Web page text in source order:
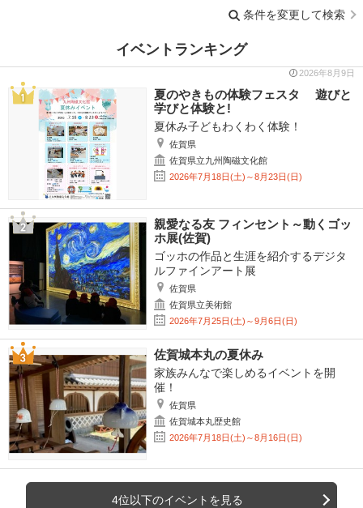
条件を変更して検索
イベントランキング
2026年8月9日
夏のやきもの体験フェスタ 遊びと
学びと体験と!
夏休み子どもわくわく体験！
佐賀県
佐賀県立九州陶磁文化館
2026年7月18日(土)～8月23日(日)
親愛なる友 フィンセント～動くゴッ
ホ展(佐賀)
ゴッホの作品と生涯を紹介するデジタ
ルファインアート展
佐賀県
佐賀県立美術館
2026年7月25日(土)～9月6日(日)
佐賀城本丸の夏休み
家族みんなで楽しめるイベントを開
催！
佐賀県
佐賀城本丸歴史館
2026年7月18日(土)～8月16日(日)
4位以下のイベントを見る